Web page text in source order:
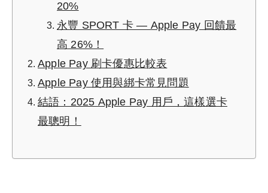
20%
永豐 SPORT 卡 — Apple Pay 回饋最
高 26%！
Apple Pay 刷卡優惠比較表
Apple Pay 使用與綁卡常見問題
結語：2025 Apple Pay 用戶，這樣選卡
最聰明！